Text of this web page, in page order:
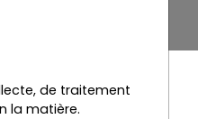
de traitement
la matière.